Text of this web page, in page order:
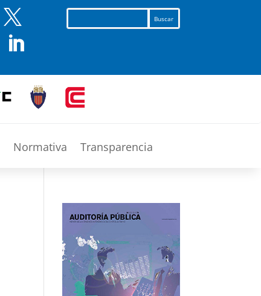


Normativa Transparencia